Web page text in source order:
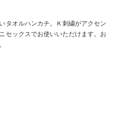
タオルハンカチ。Ｋ刺繍がアクセン
セックスでお使いいただけます。お